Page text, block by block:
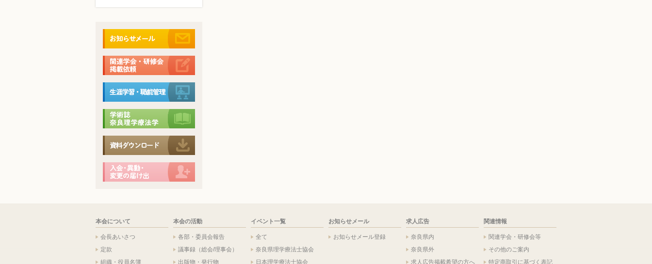
本会について
会長あいさつ
定款
組織・役員名簿
本会の活動
各部・委員会報告
議事録（総会/理事会）
出版物・発行物
イベント一覧
全て
奈良県理学療法士協会
日本理学療法士協会
お知らせメール
お知らせメール登録
求人広告
奈良県内
奈良県外
求人広告掲載希望の方へ
関連情報
関連学会・研修会等
その他のご案内
特定商取引に基づく表記